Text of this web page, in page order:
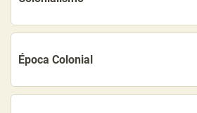
Época Colonial